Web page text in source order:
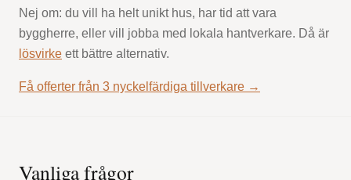
Nej om: du vill ha helt unikt hus, har tid att vara
byggherre, eller vill jobba med lokala hantverkare. Då är
lösvirke ett bättre alternativ.
Få offerter från 3 nyckelfärdiga tillverkare →
Vanliga frågor